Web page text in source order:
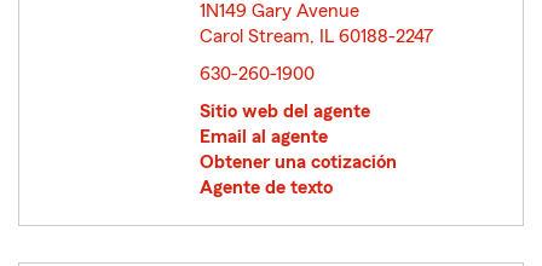
1N149 Gary Avenue
Carol Stream, IL 60188-2247
630-260-1900
Sitio web del agente
Email al agente
Obtener una cotización
Agente de texto